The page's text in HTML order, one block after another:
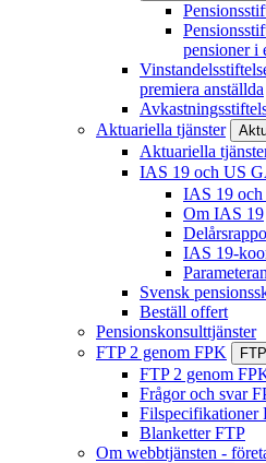
pensioner i
premiera anställda
Aktuariella tjänster
Aktuariella
IAS 19 och US
IAS 19
Om IAS 19
IAS 19-
Svensk
Beställ offert
Pensionskonsulttjänster
FTP 2 genom FPK
FTP 2 genom
Frågor och svar
Filspecifikationer
Blanketter FTP
Om webbtjänsten -